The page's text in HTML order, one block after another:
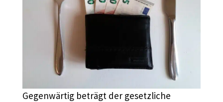
Gegenwärtig beträgt der gesetzliche